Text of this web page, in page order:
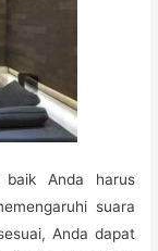
baik Anda harus
suara
Anda dapat